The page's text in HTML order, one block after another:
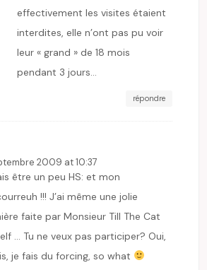
effectivement les visites étaient
interdites, elle n’ont pas pu voir
leur « grand » de 18 mois
pendant 3 jours…
répondre
2009 at 10:37
être un peu HS: et mon
!!! J’ai même une jolie
faite par Monsieur Till The Cat
… Tu ne veux pas participer? Oui,
je fais du forcing, so what